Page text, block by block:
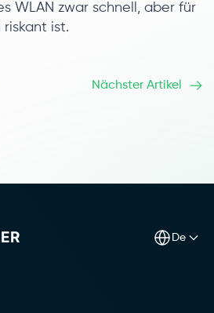
WLAN zwar schnell, aber für
ist.
Nächster Artikel
de